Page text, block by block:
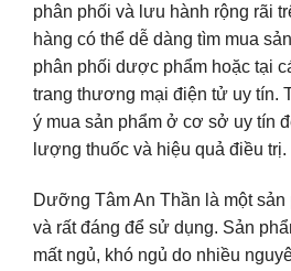
phân phối và lưu hành rộng rãi
hàng có thể dễ dàng tìm mua
phân phối dược phẩm hoặc tại
trang thương mại điện tử uy tín.
ý mua sản phẩm ở cơ sở uy tín
lượng thuốc và hiệu quả điều trị.
Dưỡng Tâm An Thần là một
và rất đáng để sử dụng. Sản
mất ngủ, khó ngủ do nhiều